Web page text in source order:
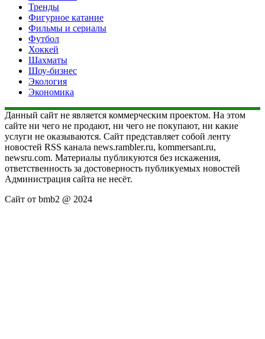
Тренды
Фигурное катание
Фильмы и сериалы
Футбол
Хоккей
Шахматы
Шоу-бизнес
Экология
Экономика
Данный сайт не является коммерческим проектом. На этом
сайте ни чего не продают, ни чего не покупают, ни какие
услуги не оказываются. Сайт представляет собой ленту
новостей RSS канала news.rambler.ru, kommersant.ru,
newsru.com. Материалы публикуются без искажения,
ответственность за достоверность публикуемых новостей
Администрация сайта не несёт.
Сайт от bmb2 @ 2024